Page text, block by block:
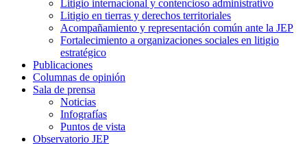
Litigio internacional y contencioso administrativo
Litigio en tierras y derechos territoriales
Acompañamiento y representación común ante la JEP
Fortalecimiento a organizaciones sociales en litigio
estratégico
Publicaciones
Columnas de opinión
Sala de prensa
Noticias
Infografías
Puntos de vista
Observatorio JEP